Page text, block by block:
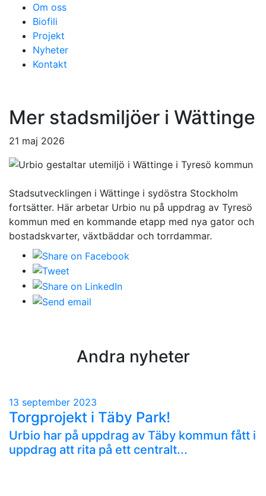
Om oss
Biofili
Projekt
Nyheter
Kontakt
Mer stadsmiljöer i Wättinge
21 maj 2026
Stadsutvecklingen i Wättinge i sydöstra Stockholm
fortsätter. Här arbetar Urbio nu på uppdrag av Tyresö
kommun med en kommande etapp med nya gator och
bostadskvarter, växtbäddar och torrdammar.
Andra nyheter
13 september 2023
Torgprojekt i Täby Park!
Urbio har på uppdrag av Täby kommun fått i
uppdrag att rita på ett centralt...